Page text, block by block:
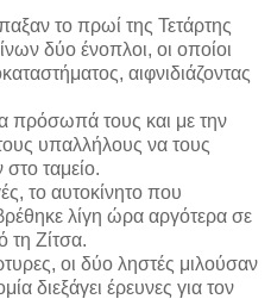
το πρωί της Τετάρτης
δύο ένοπλοι, οι οποίοι
αιφνιδιάζοντας
πρόσωπά τους και με την
υπαλλήλους να τους
ταμείο.
το αυτοκίνητο που
λίγη ώρα αργότερα σε
τη Ζίτσα.
οι δύο ληστές μιλούσαν
διεξάγει έρευνες για τον